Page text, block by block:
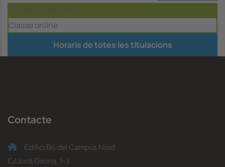
Classe presencial
Classe online
Horaris de totes les titulacions
Contacte
Edifici B6 del Campus Nord
C/Jordi Girona, 1-3